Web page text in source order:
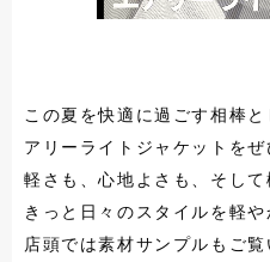
この夏を快適に過ごす相棒
アリーライトジャケットをぜ
軽さも、心地よさも、そして
きっと日々のスタイルを軽
店頭では素材サンプルもご